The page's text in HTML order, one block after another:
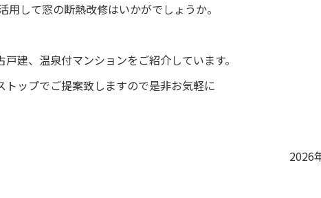
して窓の断熱改修はいかがでしょうか。
建、温泉付マンションをご紹介しています。
ップでご提案致しますので是非お気軽に
2026